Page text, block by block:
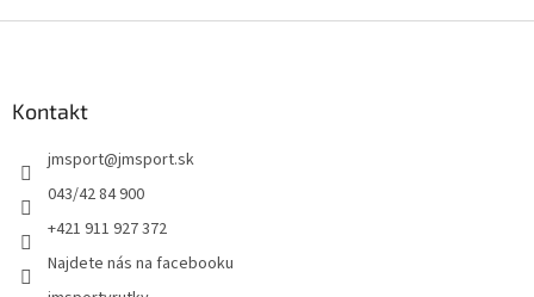
Kontakt
jmsport@jmsport.sk
043/42 84 900
+421 911 927 372
Najdete nás na facebooku